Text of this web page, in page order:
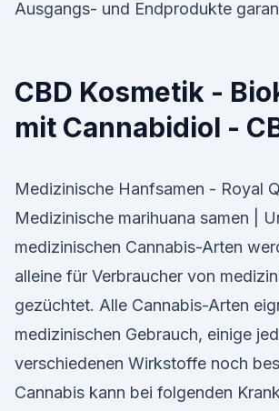
Ausgangs- und Endprodukte
CBD Kosmetik -
mit Cannabidiol -
Medizinische Hanfsamen - Royal
Medizinische marihuana samen |
medizinischen Cannabis-Arten
alleine für Verbraucher von
gezüchtet. Alle Cannabis-Arten
medizinischen Gebrauch, einige
verschiedenen Wirkstoffe noch
Cannabis kann bei folgenden